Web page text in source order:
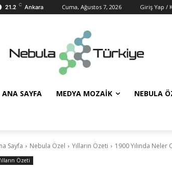
21.2 C Ankara Cuma, Ağustos 7, 2026 Giriş Yap /
ANA SAYFA MEDYA MOZAIK NEBULA
Sayfa Nebula Özel Yılların Özeti 1900 Yılında Neler
Özeti